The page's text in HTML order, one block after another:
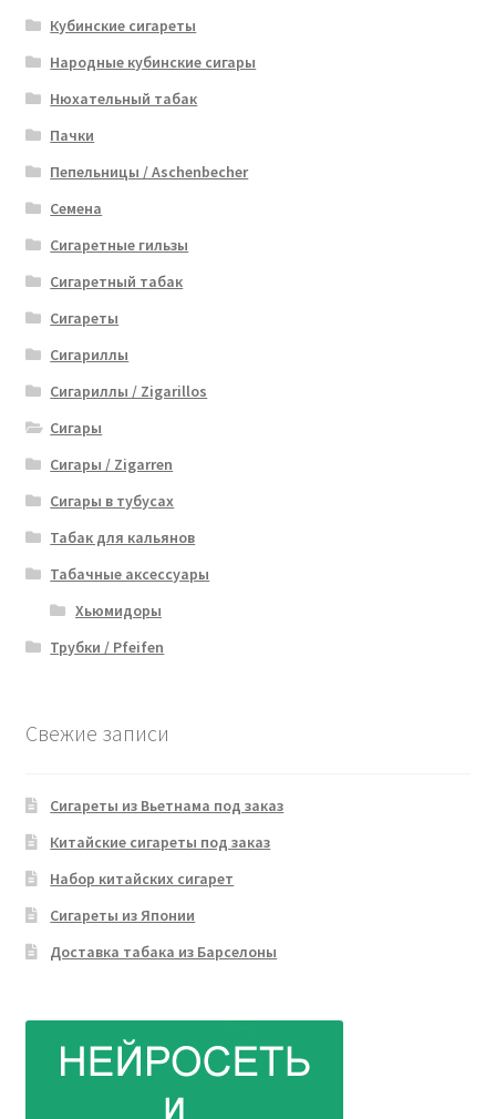
Кубинские сигареты
Народные кубинские сигары
Нюхательный табак
Пачки
Пепельницы / Aschenbecher
Семена
Сигаретные гильзы
Сигаретный табак
Сигареты
Сигариллы
Сигариллы / Zigarillos
Сигары
Сигары / Zigarren
Сигары в тубусах
Табак для кальянов
Табачные аксессуары
Хьюмидоры
Трубки / Pfeifen
Свежие записи
Сигареты из Вьетнама под заказ
Китайские сигареты под заказ
Набор китайских сигарет
Сигареты из Японии
Доставка табака из Барселоны